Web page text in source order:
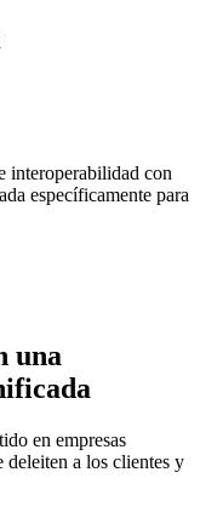
interoperabilidad con
específicamente para
una
en empresas
deleiten a los clientes y